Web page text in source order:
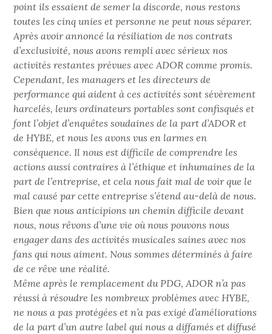
point ils essaient de semer la discorde, nous restons
toutes les cinq unies et personne ne peut nous séparer.
Après avoir annoncé la résiliation de nos contrats
d’exclusivité, nous avons rempli avec sérieux nos
activités restantes prévues avec ADOR comme promis.
Cependant, les managers et les directeurs de
performance qui aident à ces activités sont sévèrement
harcelés, leurs ordinateurs portables sont confisqués et
font l’objet d’enquêtes soudaines de la part d’ADOR et
de HYBE, et nous les avons vus en larmes en
conséquence. Il nous est difficile de comprendre les
actions aussi contraires à l’éthique et inhumaines de la
part de l’entreprise, et cela nous fait mal de voir que le
mal causé par cette entreprise s’étend au-delà de nous.
Bien que nous anticipions un chemin difficile devant
nous, nous rêvons d’une vie où nous pouvons nous
engager dans des activités musicales saines avec nos
fans qui nous aiment. Nous sommes déterminés à faire
de ce rêve une réalité.
Même après le remplacement du PDG, ADOR n’a pas
réussi à résoudre les nombreux problèmes avec HYBE,
ne nous a pas protégées et n’a pas exigé d’améliorations
de la part d’un autre label qui nous a diffamés et diffusé